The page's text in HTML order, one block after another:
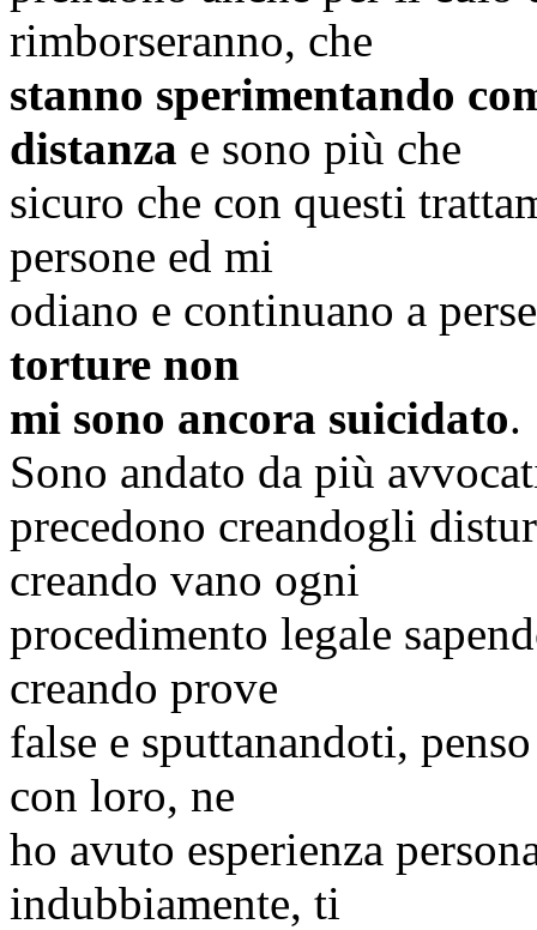
rimborseranno, che
stanno sperimentando
distanza e sono più che
sicuro che con questi
persone ed mi
odiano e continuano a
torture non
mi sono ancora suicidato.
Sono andato da più
precedono creandogli
creando vano ogni
procedimento legale
creando prove
false e sputtanandoti,
con loro, ne
ho avuto esperienza
indubbiamente, ti